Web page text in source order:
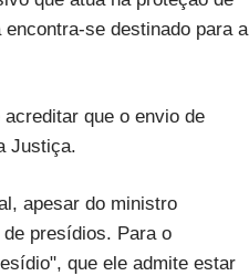
se destinado para a
que o envio de
Justiça.
apesar do ministro
presídios. Para o
que ele admite estar